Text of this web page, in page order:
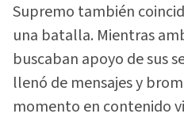
Supremo también
una batalla. Mientras
buscaban apoyo de sus
llenó de mensajes y
momento en contenido